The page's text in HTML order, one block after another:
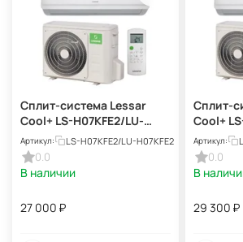
Сплит-система Lessar
Cool+ LS-H07KFE2/LU-
H07KFE2
Артикул: LS-H07KFE2/LU-H07KFE2
0.0
В наличии
27 000 ₽
Сплит-
Cool+
H09KFE2
Артикул:
0.0
В
29 300 ₽